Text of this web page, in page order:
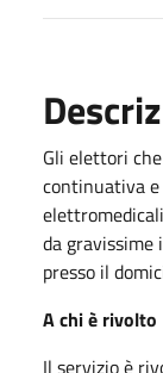
Gli elettori
continuativa
da gravissime
presso il
A chi è rivolto
Il servizio è